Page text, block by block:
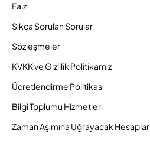
Faiz
Sıkça Sorulan Sorular
Sözleşmeler
KVKK ve Gizlilik Politikamız
Ücretlendirme Politikası
Bilgi Toplumu Hizmetleri
Zaman Aşımına Uğrayacak Hesaplar